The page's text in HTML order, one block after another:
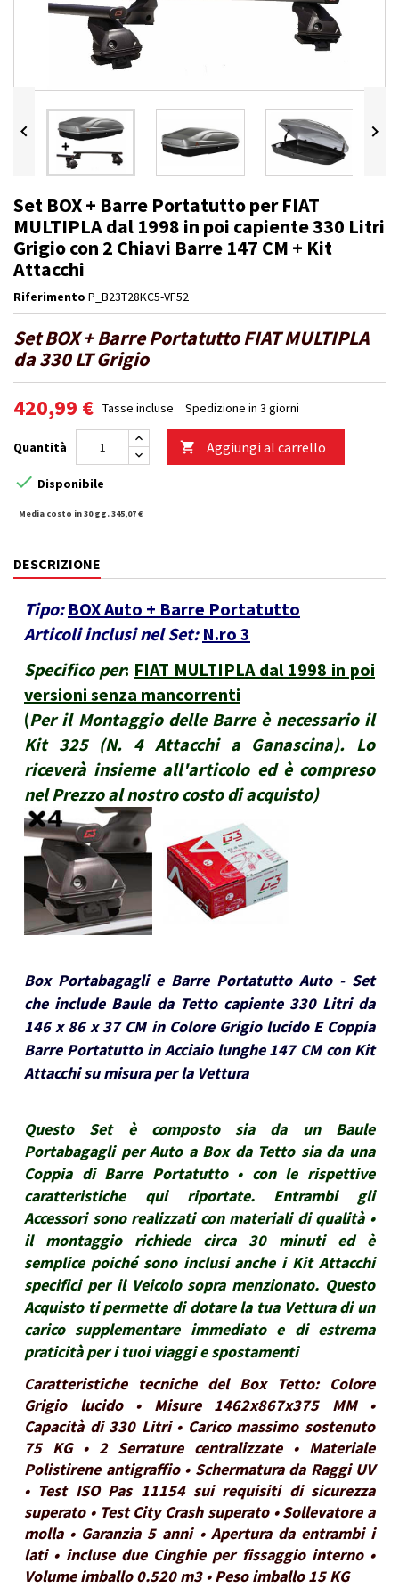
 
Set BOX + Barre Portatutto per FIAT
MULTIPLA dal 1998 in poi capiente 330 Litri
Grigio con 2 Chiavi Barre 147 CM + Kit
Attacchi
Riferimento P_B23T28KC5-VF52
Set BOX + Barre Portatutto FIAT MULTIPLA
da 330 LT Grigio
420,99 € Tasse incluse Spedizione in 3 giorni
Quantità  Aggiungi al carrello
 Disponibile
Media costo in 30 gg. 345,07 €
DESCRIZIONE
Tipo: BOX Auto + Barre Portatutto
Articoli inclusi nel Set: N.ro 3
Specifico per: FIAT MULTIPLA dal 1998 in poi
versioni senza mancorrenti
(Per il Montaggio delle Barre è necessario il
Kit 325 (N. 4 Attacchi a Ganascina). Lo
riceverà insieme all'articolo ed è compreso
nel Prezzo al nostro costo di acquisto)
Box Portabagagli e Barre Portatutto Auto - Set
che include Baule da Tetto capiente 330 Litri da
146 x 86 x 37 CM in Colore Grigio lucido E Coppia
Barre Portatutto in Acciaio lunghe 147 CM con Kit
Attacchi su misura per la Vettura
Questo Set è composto sia da un Baule
Portabagagli per Auto a Box da Tetto sia da una
Coppia di Barre Portatutto • con le rispettive
caratteristiche qui riportate. Entrambi gli
Accessori sono realizzati con materiali di qualità •
il montaggio richiede circa 30 minuti ed è
semplice poiché sono inclusi anche i Kit Attacchi
specifici per il Veicolo sopra menzionato. Questo
Acquisto ti permette di dotare la tua Vettura di un
carico supplementare immediato e di estrema
praticità per i tuoi viaggi e spostamenti
Caratteristiche tecniche del Box Tetto: Colore
Grigio lucido • Misure 1462x867x375 MM •
Capacità di 330 Litri • Carico massimo sostenuto
75 KG • 2 Serrature centralizzate • Materiale
Polistirene antigraffio • Schermatura da Raggi UV
• Test ISO Pas 11154 sui requisiti di sicurezza
superato • Test City Crash superato • Sollevatore a
molla • Garanzia 5 anni • Apertura da entrambi i
lati • incluse due Cinghie per fissaggio interno •
Volume imballo 0.520 m3 • Peso imballo 15 KG